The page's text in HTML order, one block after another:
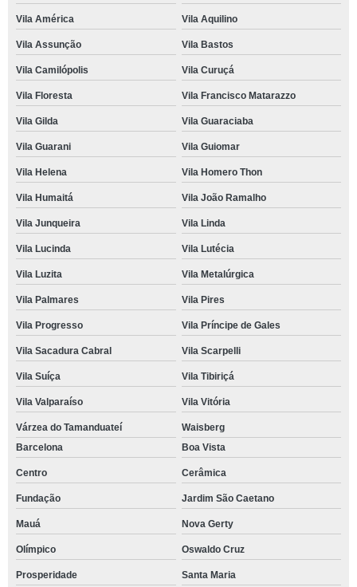
Vila América Vila Aquilino
Vila Assunção Vila Bastos
Vila Camilópolis Vila Curuçá
Vila Floresta Vila Francisco Matarazzo
Vila Gilda Vila Guaraciaba
Vila Guarani Vila Guiomar
Vila Helena Vila Homero Thon
Vila Humaitá Vila João Ramalho
Vila Junqueira Vila Linda
Vila Lucinda Vila Lutécia
Vila Luzita Vila Metalúrgica
Vila Palmares Vila Pires
Vila Progresso Vila Príncipe de Gales
Vila Sacadura Cabral Vila Scarpelli
Vila Suíça Vila Tibiriçá
Vila Valparaíso Vila Vitória
Várzea do Tamanduateí
Waisberg
Barcelona
Boa Vista
Centro Cerâmica
Fundação Jardim São Caetano
Mauá Nova Gerty
Olímpico Oswaldo Cruz
Prosperidade Santa Maria